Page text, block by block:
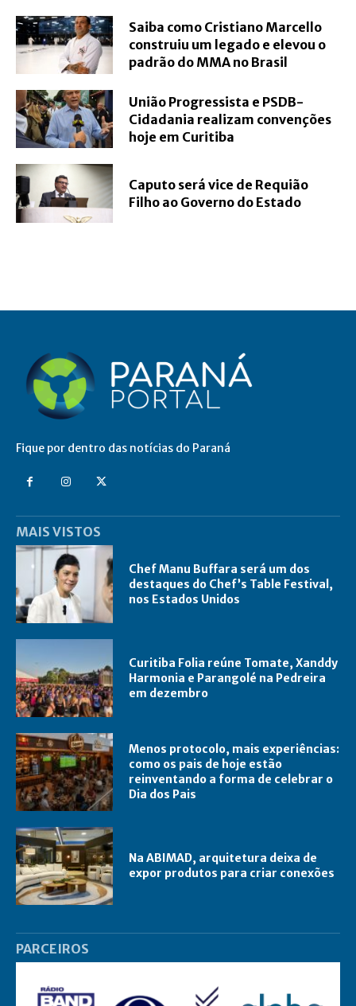
Saiba como Cristiano Marcello
construiu um legado e elevou o
padrão do MMA no Brasil
União Progressista e PSDB-
Cidadania realizam convenções
hoje em Curitiba
Caputo será vice de Requião
Filho ao Governo do Estado
Fique por dentro das notícias do Paraná
MAIS VISTOS
Chef Manu Buffara será um dos
destaques do Chef’s Table Festival,
nos Estados Unidos
Curitiba Folia reúne Tomate, Xanddy
Harmonia e Parangolé na Pedreira
em dezembro
Menos protocolo, mais experiências:
como os pais de hoje estão
reinventando a forma de celebrar o
Dia dos Pais
Na ABIMAD, arquitetura deixa de
expor produtos para criar conexões
PARCEIROS